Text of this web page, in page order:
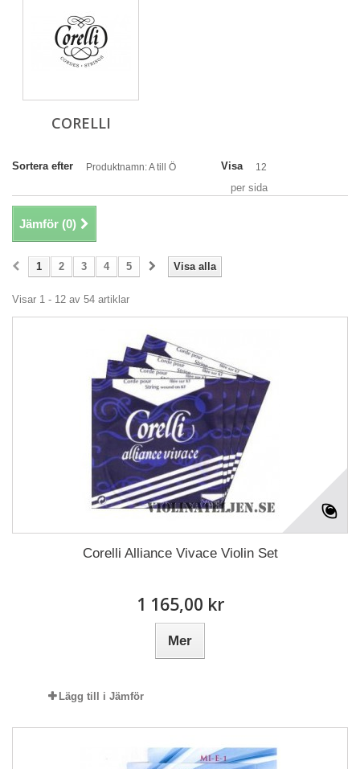
CORELLI
Sortera efter Produktnamn: A till Ö Visa 12
per sida
Jämför (0)
Visa alla
1 2 3 4 5
Visar 1 - 12 av 54 artiklar
Corelli Alliance Vivace Violin Set
1 165,00 kr
Mer
Lägg till i Jämför